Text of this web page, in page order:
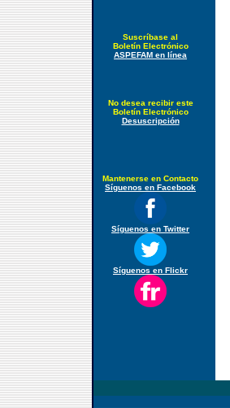
Suscríbase al
Boletín Electrónico
ASPEFAM en línea
No desea recibir este
Boletín Electrónico
Desuscripción
Mantenerse en Contacto
Síguenos en Facebook
Síguenos en Twitter
Síguenos en Flickr